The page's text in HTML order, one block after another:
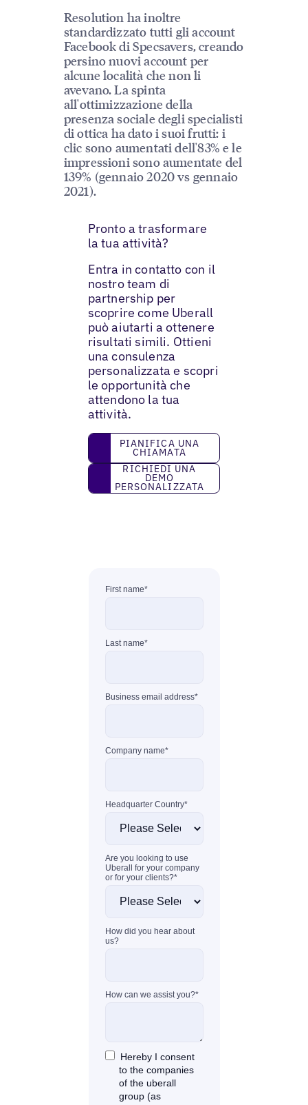
Resolution ha inoltre
standardizzato tutti gli account
Facebook di Specsavers, creando
persino nuovi account per
alcune località che non li
avevano. La spinta
all'ottimizzazione della
presenza sociale degli specialisti
di ottica ha dato i suoi frutti: i
clic sono aumentati dell'83% e le
impressioni sono aumentate del
139% (gennaio 2020 vs gennaio
2021).
Pronto a trasformare
la tua attività?
Entra in contatto con il
nostro team di
partnership per
scoprire come Uberall
può aiutarti a ottenere
risultati simili. Ottieni
una consulenza
personalizzata e scopri
le opportunità che
attendono la tua
attività.
Pianifica una chiamata
PIANIFICA UNA
CHIAMATA
Richiedi una demo personalizzata
RICHIEDI UNA
DEMO
PERSONALIZZATA